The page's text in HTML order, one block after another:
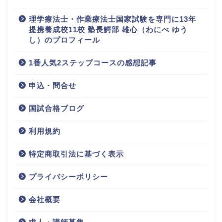
理学療法士・作業療法士国家試験を専門に13年
提携養成校11校 塾長鰐部 雄心（わにべ ゆう
し）のプロフィール
1番人気2ステップコースの感想記事
申込・問合せ
国試合格ブログ
利用規約
特定商取引法に基づく表示
プライバシーポリシー
会社概要